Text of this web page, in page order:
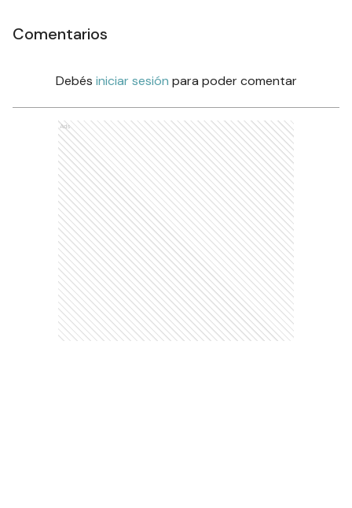
Comentarios
Debés iniciar sesión para poder comentar
Ads